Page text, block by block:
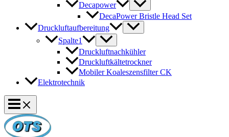
Decapower
DecaPower Bristle Head Set
Druckluftaufbereitung
Spalte1
Druckluftnachkühler
Druckluftkältetrockner
Mobiler Koaleszensfilter CK
Elektrotechnik